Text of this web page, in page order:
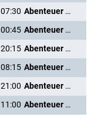
07:30
Abenteuer Karibik
00:45
Abenteuer Karibik
20:15
Abenteuer Karibik
08:15
Abenteuer Karibik
21:00
Abenteuer Karibik
11:00
Abenteuer Karibik